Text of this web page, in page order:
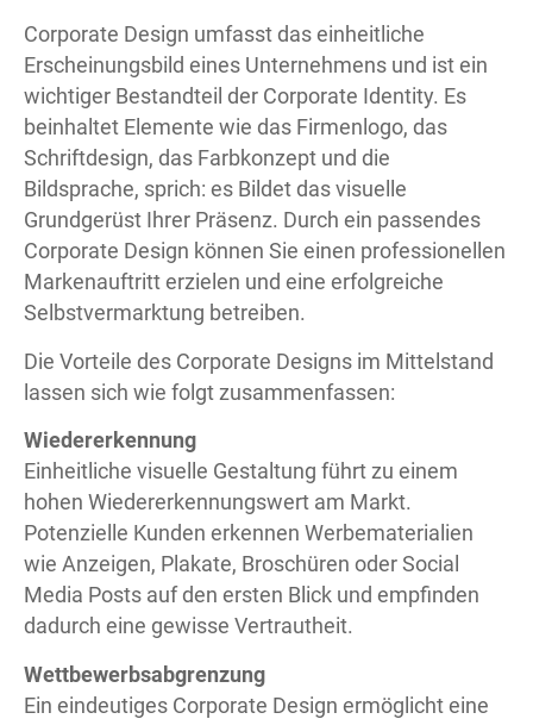
Corporate Design umfasst das einheitliche
Erscheinungsbild eines Unternehmens und ist ein
wichtiger Bestandteil der Corporate Identity. Es
beinhaltet Elemente wie das Firmenlogo, das
Schriftdesign, das Farbkonzept und die
Bildsprache, sprich: es Bildet das visuelle
Grundgerüst Ihrer Präsenz. Durch ein passendes
Corporate Design können Sie einen professionellen
Markenauftritt erzielen und eine erfolgreiche
Selbstvermarktung betreiben.
Die Vorteile des Corporate Designs im Mittelstand
lassen sich wie folgt zusammenfassen:
Wiedererkennung
Einheitliche visuelle Gestaltung führt zu einem
hohen Wiedererkennungswert am Markt.
Potenzielle Kunden erkennen Werbematerialien
wie Anzeigen, Plakate, Broschüren oder Social
Media Posts auf den ersten Blick und empfinden
dadurch eine gewisse Vertrautheit.
Wettbewerbsabgrenzung
Ein eindeutiges Corporate Design ermöglicht eine